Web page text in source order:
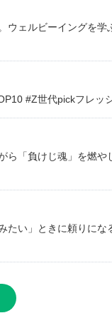
ウェルビーイングを学
#Z世代pickフレッ
ら「負けじ魂」を燃や
たい」ときに頼りにな